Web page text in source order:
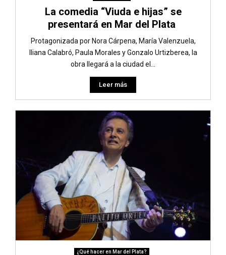
La comedia “Viuda e hijas” se
presentará en Mar del Plata
Protagonizada por Nora Cárpena, María Valenzuela,
Iliana Calabró, Paula Morales y Gonzalo Urtizberea, la
obra llegará a la ciudad el...
Leer más
¿Qué hacer en Mar del Plata?